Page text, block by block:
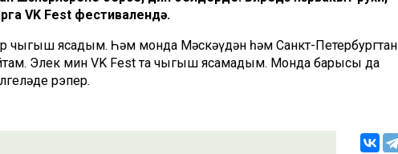
VK Fest фестивалендә.
чыгыш ясадым. Һәм монда Мәскәүдән һәм Санкт-Петербургтан
Элек мин VK Fest та чыгыш ясамадым. Монда барысы да
рэпер.